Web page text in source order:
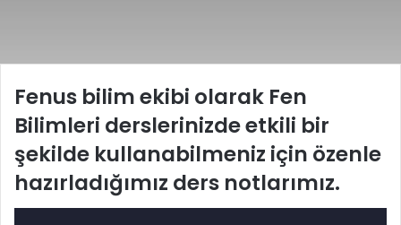
Fenus bilim ekibi olarak Fen
Bilimleri derslerinizde etkili bir
şekilde kullanabilmeniz için özenle
hazırladığımız ders notlarımız.